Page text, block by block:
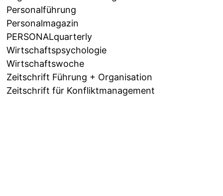
Personalführung
Personalmagazin
PERSONALquarterly
Wirtschaftspsychologie
Wirtschaftswoche
Zeitschrift Führung + Organisation
Zeitschrift für Konfliktmanagement